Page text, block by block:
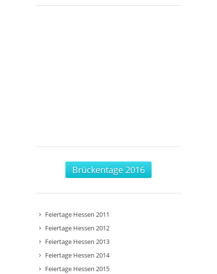
Brückentage 2016
Feiertage Hessen 2011
Feiertage Hessen 2012
Feiertage Hessen 2013
Feiertage Hessen 2014
Feiertage Hessen 2015